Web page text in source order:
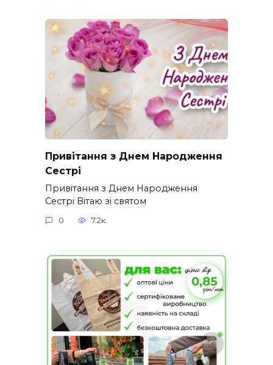
Привітання з Днем Народження
Сестрі
Привітання з Днем Народження
Сестрі Вітаю зі святом
0 7.2к.